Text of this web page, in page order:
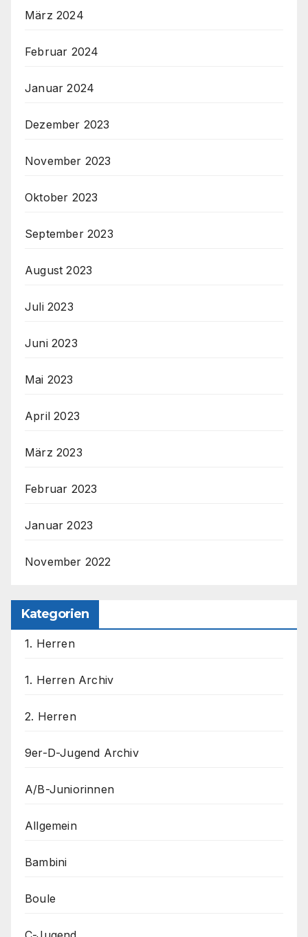
März 2024
Februar 2024
Januar 2024
Dezember 2023
November 2023
Oktober 2023
September 2023
August 2023
Juli 2023
Juni 2023
Mai 2023
April 2023
März 2023
Februar 2023
Januar 2023
November 2022
Kategorien
1. Herren
1. Herren Archiv
2. Herren
9er-D-Jugend Archiv
A/B-Juniorinnen
Allgemein
Bambini
Boule